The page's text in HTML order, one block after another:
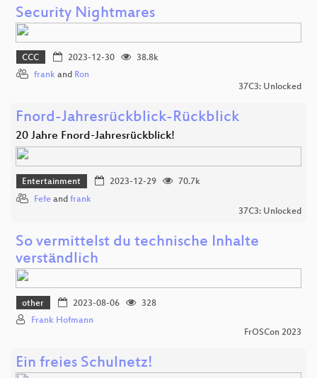
Security Nightmares
CCC 2023-12-30
38.8k
frank and Ron
37C3: Unlocked
Fnord-Jahresrückblick-Rückblick
20 Jahre Fnord-Jahresrückblick!
Entertainment 2023-12-29
70.7k
Fefe and frank
37C3: Unlocked
So vermittelst du technische Inhalte
verständlich
other 2023-08-06
328
Frank Hofmann
FrOSCon 2023
Ein freies Schulnetz!